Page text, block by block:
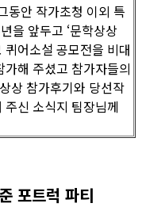
동안 작가초청 이외 특
을 앞두고 ‘문학상상
퀴어소설 공모전을 비대
해 주셨고 참가자들의
상 참가후기와 당선작
신 소식지 팀장님께
포트럭 파티